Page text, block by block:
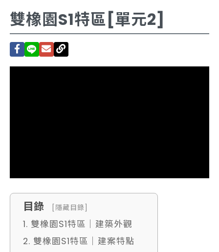
雙橡園S1特區[單元2]
目錄 [隱藏目錄]
1. 雙橡園S1特區｜建築外觀
2. 雙橡園S1特區｜建案特點